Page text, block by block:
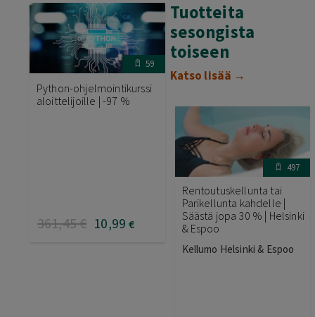
59
Python-ohjelmointikurssi
aloittelijoille | -97 %
361,45€ 10,99 €
Tuotteita
sesongista
toiseen
Katso lisää →
497
Rentoutuskellunta tai
Parikellunta kahdelle |
Säästä jopa 30 % | Helsinki
& Espoo
Kellumo Helsinki & Espoo